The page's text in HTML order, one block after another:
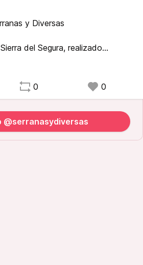
y Diversas
del Segura, realizado
la Mujer de Molinicos.
personas que por diferentes
viven en desventaja y
0 0
@serranasydiversas